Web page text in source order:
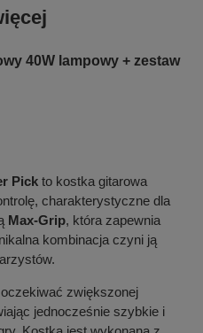
40W lampowy + zestaw
Pick to kostka gitarowa
charakterystyczne dla
Max-Grip, która zapewnia
kombinacja czyni ją
zwiększonej
jednocześnie szybkie i